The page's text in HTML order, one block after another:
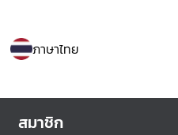
ภาษาไทย
สมาชิก